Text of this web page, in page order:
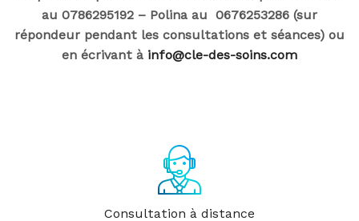
au 0786295192 – Polina au 0676253286 (sur
répondeur pendant les consultations et séances) ou
en écrivant à info@cle-des-soins.com
Consultation à distance